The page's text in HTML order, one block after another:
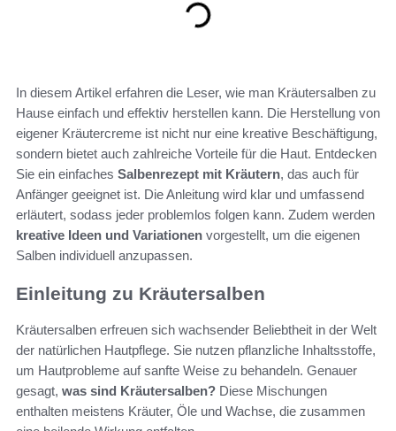
In diesem Artikel erfahren die Leser, wie man Kräutersalben zu
Hause einfach und effektiv herstellen kann. Die Herstellung von
eigener Kräutercreme ist nicht nur eine kreative Beschäftigung,
sondern bietet auch zahlreiche Vorteile für die Haut. Entdecken
Sie ein einfaches Salbenrezept mit Kräutern, das auch für
Anfänger geeignet ist. Die Anleitung wird klar und umfassend
erläutert, sodass jeder problemlos folgen kann. Zudem werden
kreative Ideen und Variationen vorgestellt, um die eigenen
Salben individuell anzupassen.
Einleitung zu Kräutersalben
Kräutersalben erfreuen sich wachsender Beliebtheit in der Welt
der natürlichen Hautpflege. Sie nutzen pflanzliche Inhaltsstoffe,
um Hautprobleme auf sanfte Weise zu behandeln. Genauer
gesagt, was sind Kräutersalben? Diese Mischungen
enthalten meistens Kräuter, Öle und Wachse, die zusammen